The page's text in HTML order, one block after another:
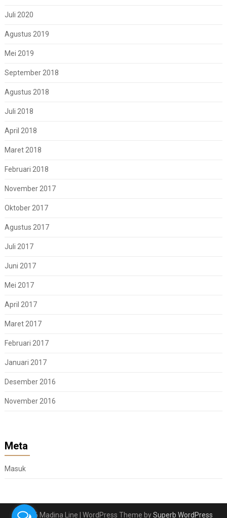
Juli 2020
Agustus 2019
Mei 2019
September 2018
Agustus 2018
Juli 2018
April 2018
Maret 2018
Februari 2018
November 2017
Oktober 2017
Agustus 2017
Juli 2017
Juni 2017
Mei 2017
April 2017
Maret 2017
Februari 2017
Januari 2017
Desember 2016
November 2016
Meta
Masuk
© 2026 Madina Line | WordPress Theme bySuperb WordPress